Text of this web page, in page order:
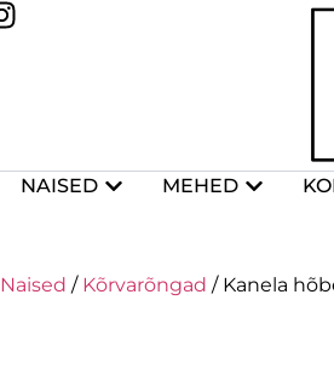
NAISED MEHED
Naised / Kõrvarõngad / Kanela